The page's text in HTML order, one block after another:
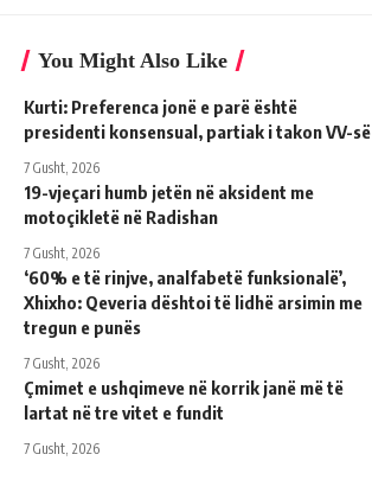
You Might Also Like
Kurti: Preferenca jonë e parë është
presidenti konsensual, partiak i takon VV-së
7 Gusht, 2026
19-vjeçari humb jetën në aksident me
motoçikletë në Radishan
7 Gusht, 2026
‘60% e të rinjve, analfabetë funksionalë’,
Xhixho: Qeveria dështoi të lidhë arsimin me
tregun e punës
7 Gusht, 2026
Çmimet e ushqimeve në korrik janë më të
lartat në tre vitet e fundit
7 Gusht, 2026